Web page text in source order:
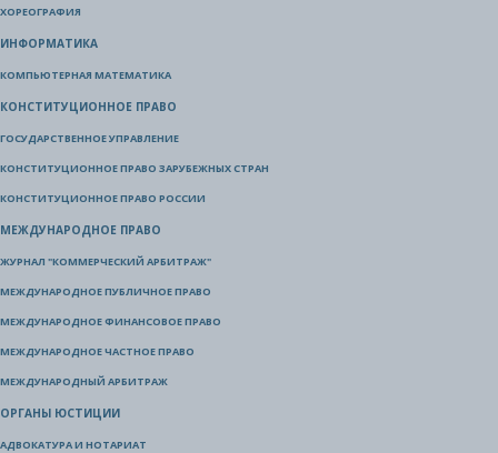
ХОРЕОГРАФИЯ
ИНФОРМАТИКА
КОМПЬЮТЕРНАЯ МАТЕМАТИКА
КОНСТИТУЦИОННОЕ ПРАВО
ГОСУДАРСТВЕННОЕ УПРАВЛЕНИЕ
КОНСТИТУЦИОННОЕ ПРАВО ЗАРУБЕЖНЫХ СТРАН
КОНСТИТУЦИОННОЕ ПРАВО РОССИИ
МЕЖДУНАРОДНОЕ ПРАВО
ЖУРНАЛ "КОММЕРЧЕСКИЙ АРБИТРАЖ"
МЕЖДУНАРОДНОЕ ПУБЛИЧНОЕ ПРАВО
МЕЖДУНАРОДНОЕ ФИНАНСОВОЕ ПРАВО
МЕЖДУНАРОДНОЕ ЧАСТНОЕ ПРАВО
МЕЖДУНАРОДНЫЙ АРБИТРАЖ
ОРГАНЫ ЮСТИЦИИ
АДВОКАТУРА И НОТАРИАТ